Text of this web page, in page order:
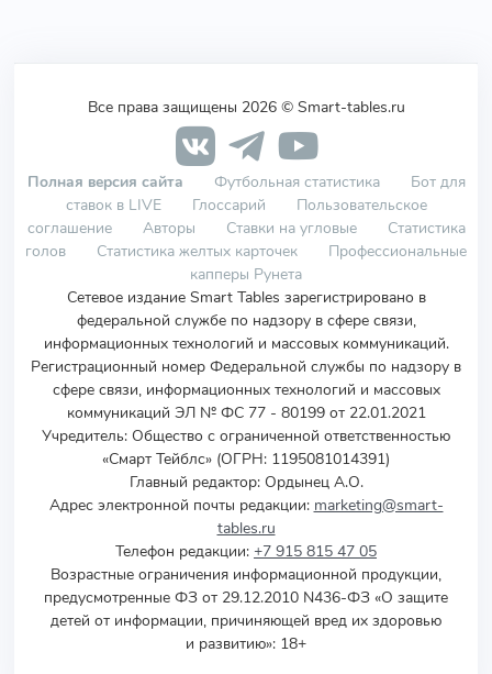
Все права защищены 2026 © Smart-tables.ru
Полная версия сайта Футбольная статистика
Бот для
ставок в LIVE
Глоссарий
Пользовательское
соглашение
Авторы Ставки на угловые
Статистика
голов
Статистика желтых карточек
Профессиональные
капперы Рунета
Сетевое издание Smart Tables зарегистрировано в
федеральной службе по надзору в сфере связи,
информационных технологий и массовых коммуникаций.
Регистрационный номер Федеральной службы по надзору в
сфере связи, информационных технологий и массовых
коммуникаций ЭЛ № ФС 77 - 80199 от 22.01.2021
Учредитель: Общество с ограниченной ответственностью
«Смарт Тейблс» (ОГРН: 1195081014391)
Главный редактор: Ордынец А.О.
Адрес электронной почты редакции: marketing@smart-
tables.ru
Телефон редакции: +7 915 815 47 05
Возрастные ограничения информационной продукции,
предусмотренные ФЗ от 29.12.2010 N436-ФЗ «О защите
детей от информации, причиняющей вред их здоровью
и развитию»: 18+